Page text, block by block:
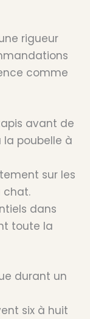
rigueur
comme
avant de
poubelle à
sur les
chat.
dans
toute la
durant un
six à huit